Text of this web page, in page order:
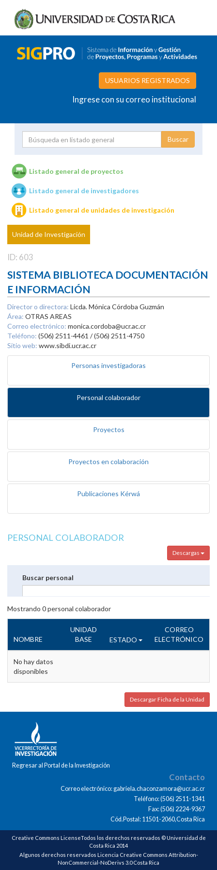
USUARIOS REGISTRADOS
Ingrese con su correo institucional
Unidades de investigación
Listado general de proyectos
Listado general de investigadores
Listado general de unidades de investigación
Unidad de Investigación
ID: 603
SISTEMA BIBLIOTECA DOCUMENTACIÓN
E INFORMACIÓN
Director o directora: Licda. Mónica Córdoba Guzmán
Área: OTRAS AREAS
Correo electrónico: monica.cordoba@ucr.ac.cr
Teléfono: (506) 2511-4461 / (506) 2511-4750
Sitio web: www.sibdi.ucr.ac.cr
Personas investigadoras
Personal colaborador
Proyectos
Proyectos en colaboración
Publicaciones Kérwá
PERSONAL COLABORADOR
Descargas
Buscar personal
Mostrando 0personal colaborador
NOMBRE
UNIDAD
BASE
ESTADO
CORREO
ELECTRÓNICO
No hay datos
disponibles
Descargar Ficha de la Unidad
Regresar al Portal de la Investigación
Contacto
Correo electrónico: gabriela.chaconzamora@ucr.ac.cr
Teléfono: (506) 2511-1341
Fax: (506) 2224-9367
Cód.Postal: 11501-2060,Costa Rica
Creative Commons LicenseTodos los derechos reservados © Universidad de
Costa Rica 2014
Algunos derechos reservados Licencia Creative Commons Attribution-
NonCommercial-NoDerivs 3.0 Costa Rica